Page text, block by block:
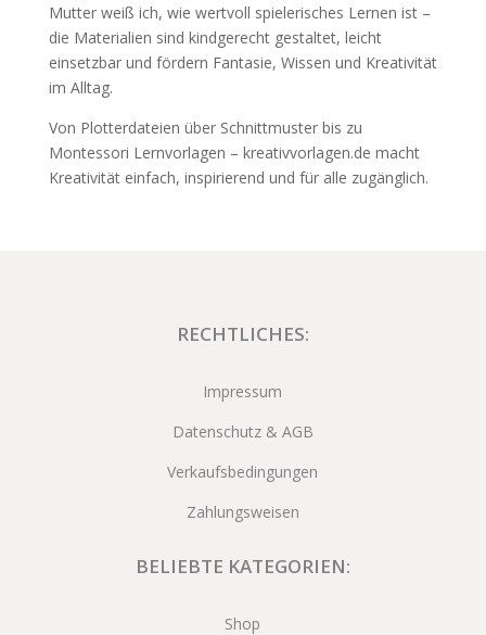
Mutter weiß ich, wie wertvoll spielerisches Lernen ist –
die Materialien sind kindgerecht gestaltet, leicht
einsetzbar und fördern Fantasie, Wissen und Kreativität
im Alltag.
Von Plotterdateien über Schnittmuster bis zu
Montessori Lernvorlagen – kreativvorlagen.de macht
Kreativität einfach, inspirierend und für alle zugänglich.
RECHTLICHES:
Impressum
Datenschutz & AGB
Verkaufsbedingungen
Zahlungsweisen
BELIEBTE KATEGORIEN:
Shop